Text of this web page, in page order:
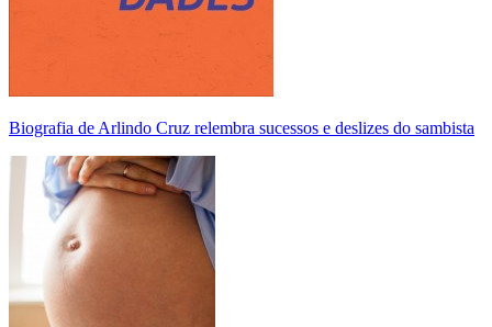
Biografia de Arlindo Cruz relembra sucessos e deslizes do sambista